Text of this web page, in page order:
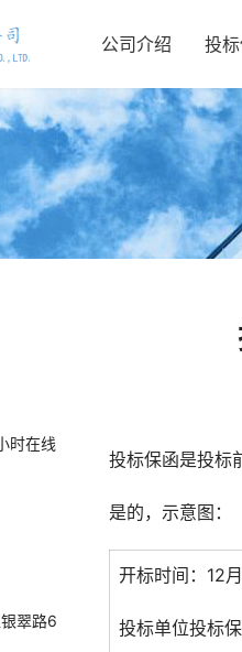
公司介绍 投
投标保函是投标
是的，示意图：
开标时间：12月
投标单位投标
时在线
翠路6